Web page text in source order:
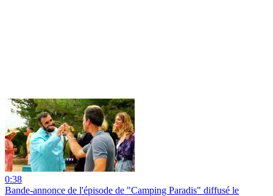
0:38
Bande-annonce de l'épisode de "Camping Paradis" diffusé le